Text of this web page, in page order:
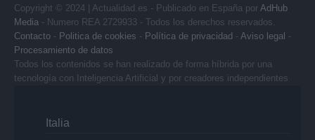
Copyright © 2024 | Actualidad.es - Publicado en España por AdHub
Media - Numero REA 2729933 - Todos los derechos reservados.
Contacto - Politica de cookies - Política de privacidad - Aviso legal -
Procesamiento de datos
Todos los contenidos se han realizado de forma híbrida por una
tecnología con Inteligencia Artificial y por creadores independientes
Italia